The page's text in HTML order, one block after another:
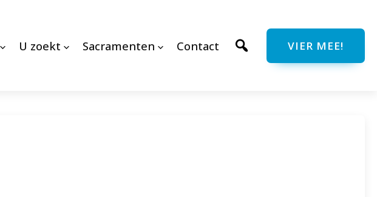
U zoekt Sacramenten Contact VIER MEE!